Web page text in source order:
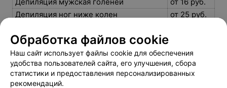
Депиляция мужская голеней
от 16 руб.
Депиляция ног ниже колен
от 25 руб.
Шугаринг голеней (сложный)
от 20 руб.
Шугаринг для мужчин голеней
от 20 руб.
Шугаринг для мужчин ниже колен
от 26 руб.
Шугаринг ног ниже колен
от 25 руб.
Обработка файлов cookie
Наш сайт использует файлы cookie для обеспечения
удобства пользователей сайта, его улучшения, сбора
статистики и предоставления персонализированных
рекомендаций.